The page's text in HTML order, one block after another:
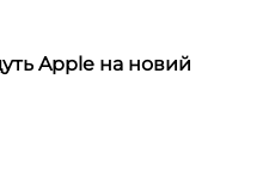
Apple на новий